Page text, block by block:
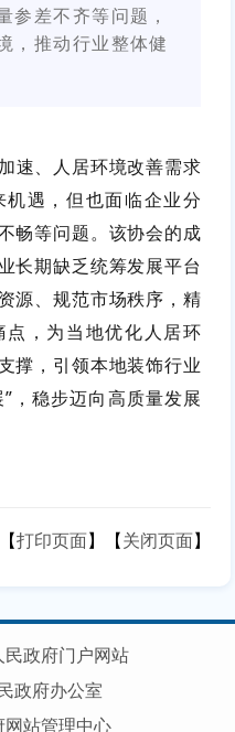
参差不齐等问题，
，推动行业整体健
速、人居环境改善需求
遇，但也面临企业分
畅等问题。该协会的成
长期缺乏统筹发展平台
源、规范市场秩序，精
，为当地优化人居环
撑，引领本地装饰行业
，稳步迈向高质量发展
【打印页面】【 关闭页面】
民政府门户网站
政府办公室
网站管理中心